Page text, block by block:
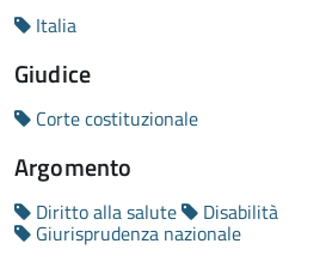
Italia
Giudice
Corte costituzionale
Argomento
Diritto alla salute Disabilità
Giurisprudenza nazionale